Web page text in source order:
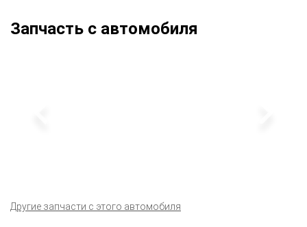
Запчасть с автомобиля
Другие запчасти с этого автомобиля